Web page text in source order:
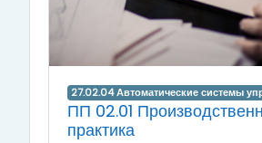
27.02.04 Автоматические системы
ПП 02.01
практика